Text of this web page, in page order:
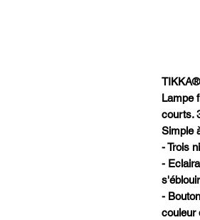
Lampe
courts.
Simple
- Trois
-
-
couleur